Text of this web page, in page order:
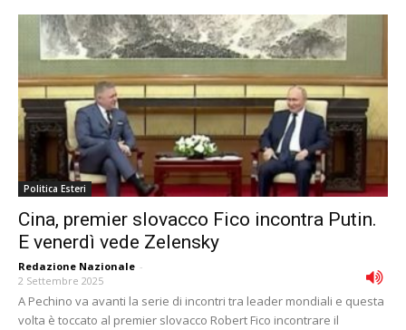
Politica Esteri
Cina, premier slovacco Fico incontra Putin.
E venerdì vede Zelensky
Redazione Nazionale -
2 Settembre 2025
A Pechino va avanti la serie di incontri tra leader mondiali e questa
volta è toccato al premier slovacco Robert Fico incontrare il